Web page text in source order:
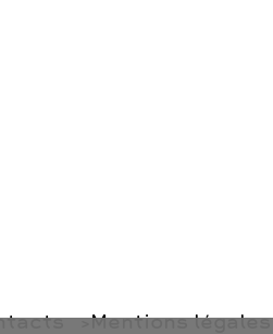
Mentions légales